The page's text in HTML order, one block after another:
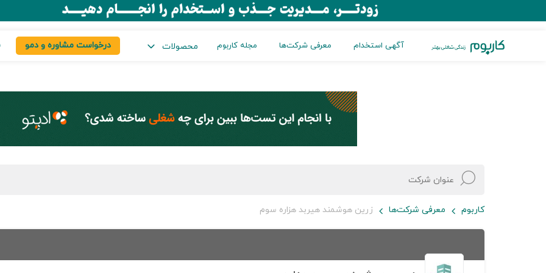
آگهی استخدام معرفی شرکت‌ها مجله کاربوم محصولات درخواست مشاوره و دمو
کاربوم معرفی شرکت‌ها زرین هوشمند هیربد هزاره سوم